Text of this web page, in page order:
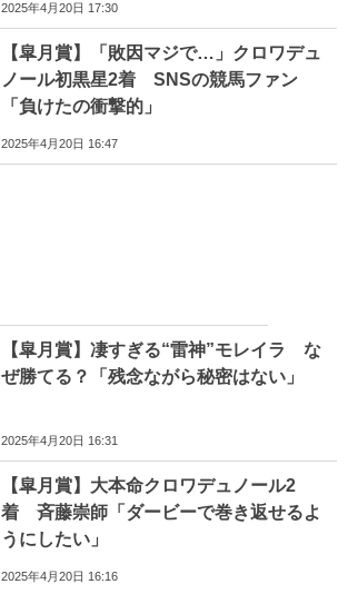
2025年4月20日 17:30
【皐月賞】「敗因マジで…」クロワデュ
ノール初黒星2着 SNSの競馬ファン
「負けたの衝撃的」
2025年4月20日 16:47
【皐月賞】凄すぎる“雷神”モレイラ な
ぜ勝てる？「残念ながら秘密はない」
2025年4月20日 16:31
【皐月賞】大本命クロワデュノール2
着 斉藤崇師「ダービーで巻き返せるよ
うにしたい」
2025年4月20日 16:16